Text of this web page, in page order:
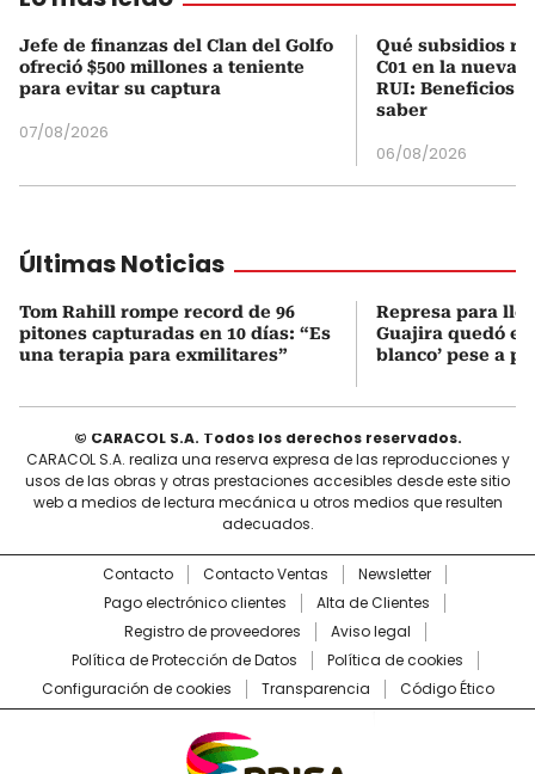
Jefe de finanzas del Clan del Golfo
ofreció $500 millones a teniente
para evitar su captura
07/08/2026
Qué subsidios
C01 en la nueva
RUI: Beneficios
saber
06/08/2026
Últimas Noticias
Tom Rahill rompe record de 96
pitones capturadas en 10 días: “Es
una terapia para exmilitares”
Represa para
Guajira quedó en
blanco’ pese a
© CARACOL S.A. Todos los derechos reservados.
CARACOL S.A. realiza una reserva expresa de las reproducciones y
usos de las obras y otras prestaciones accesibles desde este sitio
web a medios de lectura mecánica u otros medios que resulten
adecuados.
Contacto Contacto Ventas
Newsletter
Pago electrónico clientes
Alta de Clientes
Registro de proveedores
Aviso legal
Política de Protección de Datos
Política de cookies
Configuración de cookies
Transparencia Código Ético